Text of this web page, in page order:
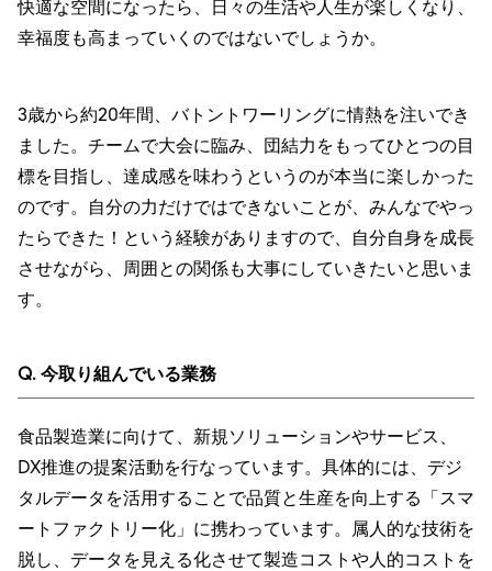
快適な空間になったら、日々の生活や人生が楽しくなり、
幸福度も高まっていくのではないでしょうか。
3歳から約20年間、バトントワーリングに情熱を注いでき
ました。チームで大会に臨み、団結力をもってひとつの目
標を目指し、達成感を味わうというのが本当に楽しかった
のです。自分の力だけではできないことが、みんなでやっ
たらできた！という経験がありますので、自分自身を成長
させながら、周囲との関係も大事にしていきたいと思いま
す。
Q. 今取り組んでいる業務
食品製造業に向けて、新規ソリューションやサービス、
DX推進の提案活動を行なっています。具体的には、デジ
タルデータを活用することで品質と生産を向上する「スマ
ートファクトリー化」に携わっています。属人的な技術を
脱し、データを見える化させて製造コストや人的コストを